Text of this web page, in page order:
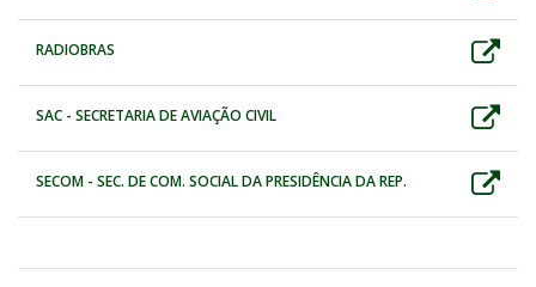
RADIOBRAS
SAC - SECRETARIA DE AVIAÇÃO CIVIL
SECOM - SEC. DE COM. SOCIAL DA PRESIDÊNCIA DA REP.